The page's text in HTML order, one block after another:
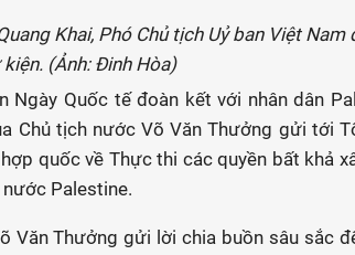
Khai, Phó Chủ tịch Uỷ ban Việt
(Ảnh: Đinh Hòa)
Ngày Quốc tế đoàn kết với nhân dân
Chủ tịch nước Võ Văn Thưởng gửi tới
quốc về Thực thi các quyền bất khả
Palestine.
Văn Thưởng gửi lời chia buồn sâu sắc